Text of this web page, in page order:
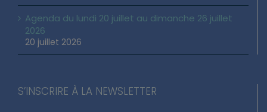
Agenda du lundi 20 juillet au dimanche 26 juillet
2026
20 juillet 2026
S’INSCRIRE À LA NEWSLETTER